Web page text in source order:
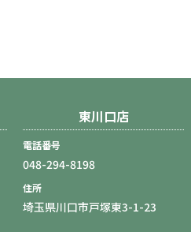
東川口店
電話番号
048-294-8198
住所
埼玉県川口市戸塚東3-1-23